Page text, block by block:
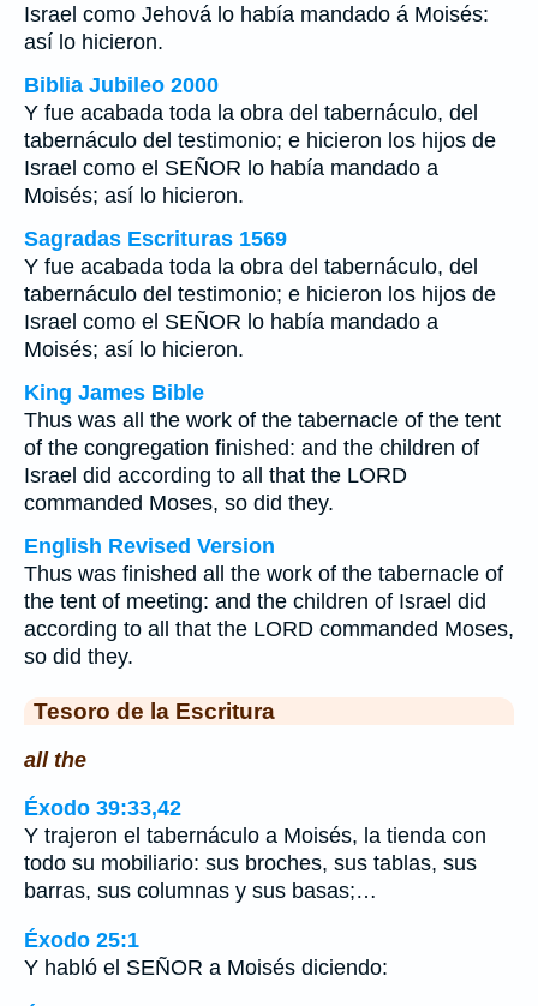
Israel como Jehová lo había mandado á Moisés:
así lo hicieron.
Biblia Jubileo 2000
Y fue acabada toda la obra del tabernáculo, del
tabernáculo del testimonio; e hicieron los hijos de
Israel como el SEÑOR lo había mandado a
Moisés; así lo hicieron.
Sagradas Escrituras 1569
Y fue acabada toda la obra del tabernáculo, del
tabernáculo del testimonio; e hicieron los hijos de
Israel como el SEÑOR lo había mandado a
Moisés; así lo hicieron.
King James Bible
Thus was all the work of the tabernacle of the tent
of the congregation finished: and the children of
Israel did according to all that the LORD
commanded Moses, so did they.
English Revised Version
Thus was finished all the work of the tabernacle of
the tent of meeting: and the children of Israel did
according to all that the LORD commanded Moses,
so did they.
Tesoro de la Escritura
all the
Éxodo 39:33,42
Y trajeron el tabernáculo a Moisés, la tienda con
todo su mobiliario: sus broches, sus tablas, sus
barras, sus columnas y sus basas;…
Éxodo 25:1
Y habló el SEÑOR a Moisés diciendo: